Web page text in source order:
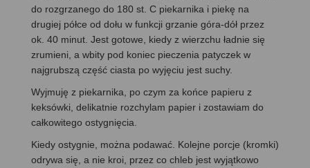
do rozgrzanego do 180 st. C piekarnika i piekę na
drugiej półce od dołu w funkcji grzanie góra-dół przez
ok. 40 minut. Jest gotowe, kiedy z wierzchu ładnie się
zrumieni, a wbity pod koniec pieczenia patyczek w
najgrubszą część ciasta po wyjęciu jest suchy.
Wyjmuję z piekarnika, po czym za końce papieru z
keksówki, delikatnie rozchylam papier i zostawiam do
całkowitego ostygnięcia.
Kiedy ostygnie, można podawać. Kolejne porcje (kromki)
odrywa się, a nie kroi, przez co chleb jest wyjątkowo